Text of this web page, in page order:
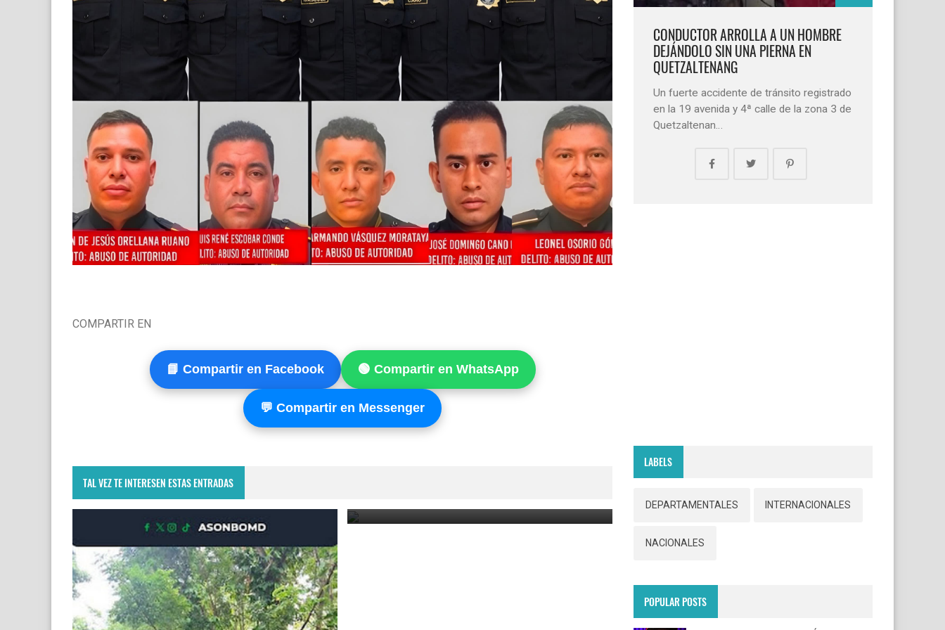
COMPARTIR EN
📘 Compartir en Facebook 🟢 Compartir en WhatsApp
💬 Compartir en Messenger
TAL VEZ TE INTERESEN ESTAS ENTRADAS
CONDUCTOR ARROLLA A UN HOMBRE
DEJÁNDOLO SIN UNA PIERNA EN
QUETZALTENANG
Un fuerte accidente de tránsito registrado
en la 19 avenida y 4ª calle de la zona 3 de
Quetzaltenan…
LABELS
DEPARTAMENTALES INTERNACIONALES
NACIONALES
POPULAR POSTS